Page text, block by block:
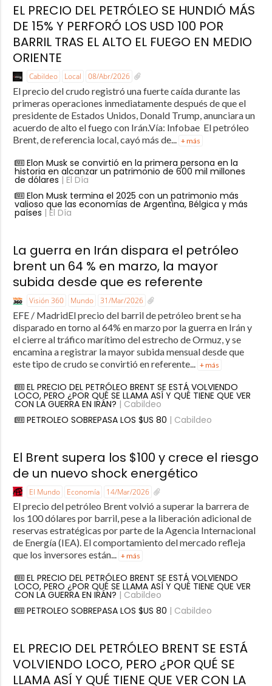
EL PRECIO DEL PETRÓLEO SE HUNDIÓ MÁS
DE 15% Y PERFORÓ LOS USD 100 POR
BARRIL TRAS EL ALTO EL FUEGO EN MEDIO
ORIENTE
Cabildeo Local 08/Abr/2026
El precio del crudo registró una fuerte caída durante las
primeras operaciones inmediatamente después de que el
presidente de Estados Unidos, Donald Trump, anunciara un
acuerdo de alto el fuego con Irán.Vía: Infobae El petróleo
Brent, de referencia local, cayó más de...
+ más
Elon Musk se convirtió en la primera persona en la
historia en alcanzar un patrimonio de 600 mil millones
de dólares | El Día
Elon Musk termina el 2025 con un patrimonio más
valioso que las economías de Argentina, Bélgica y más
países | El Día
La guerra en Irán dispara el petróleo
brent un 64 % en marzo, la mayor
subida desde que es referente
Visión 360 Mundo 31/Mar/2026
EFE / MadridEl precio del barril de petróleo brent se ha
disparado en torno al 64% en marzo por la guerra en Irán y
el cierre al tráfico marítimo del estrecho de Ormuz, y se
encamina a registrar la mayor subida mensual desde que
este tipo de crudo se convirtió en referente...
+ más
EL PRECIO DEL PETRÓLEO BRENT SE ESTÁ VOLVIENDO
LOCO, PERO ¿POR QUÉ SE LLAMA ASÍ Y QUÉ TIENE QUE VER
CON LA GUERRA EN IRÁN? | Cabildeo
PETROLEO SOBREPASA LOS $US 80 | Cabildeo
El Brent supera los $100 y crece el riesgo
de un nuevo shock energético
El Mundo Economía 14/Mar/2026
El precio del petróleo Brent volvió a superar la barrera de
los 100 dólares por barril, pese a la liberación adicional de
reservas estratégicas por parte de la Agencia Internacional
de Energía (IEA). El comportamiento del mercado refleja
que los inversores están... + más
EL PRECIO DEL PETRÓLEO BRENT SE ESTÁ VOLVIENDO
LOCO, PERO ¿POR QUÉ SE LLAMA ASÍ Y QUÉ TIENE QUE VER
CON LA GUERRA EN IRÁN? | Cabildeo
PETROLEO SOBREPASA LOS $US 80 | Cabildeo
EL PRECIO DEL PETRÓLEO BRENT SE ESTÁ
VOLVIENDO LOCO, PERO ¿POR QUÉ SE
LLAMA ASÍ Y QUÉ TIENE QUE VER CON LA